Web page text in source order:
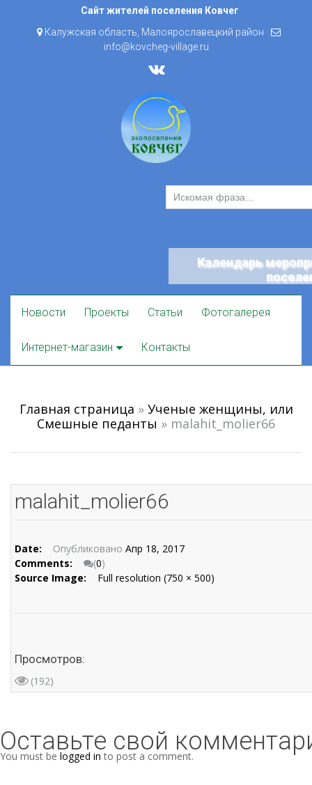
Skip
content
Сайт жителей поселения Ковчег
Калужская область, Малоярославецкий район
info@kovcheg-village.ru
Календарь
Новости Проекты Статьи Фотогалерея
Интернет-магазин Контакты
Главная страница » Ученые женщины, или
Смешные педанты » malahit_molier66
malahit_molier66
Date: Опубликовано Апр 18, 2017
Comments:
(0)
Source Image:
Full resolution (750 × 500)
Просмотров:
(192)
Оставьте свой
You must be logged in to post a comment.